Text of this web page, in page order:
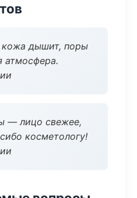
дышит, поры
атмосфера.
— лицо свежее,
косметологу!